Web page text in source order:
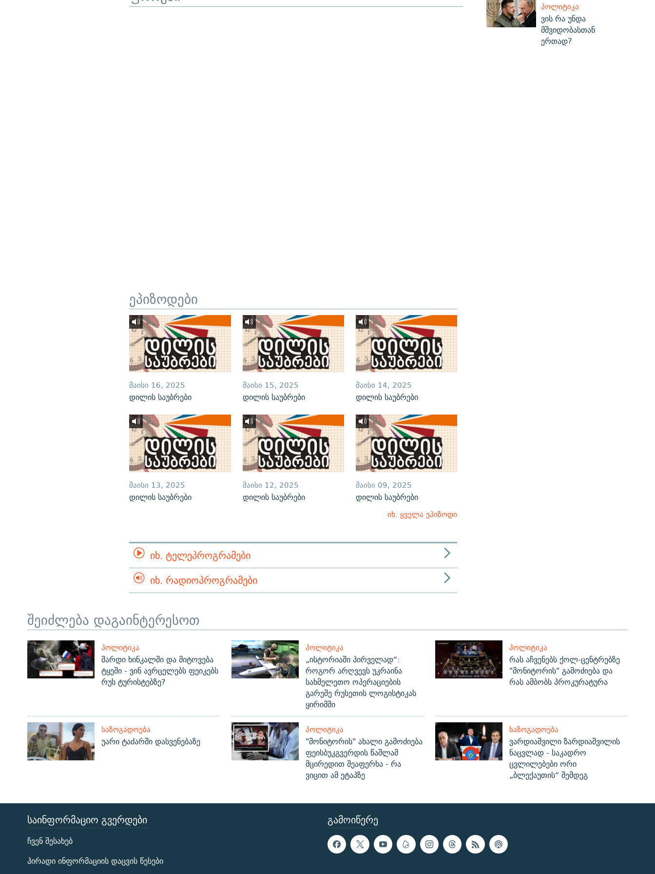
ЭХО КАВКАЗА
ᲞᲝᲚᲘᲢᲘᲙᲐ
ვის რა უნდა
მშვიდობასთან
ერთად?
ეპიზოდები
ᲛᲐᲘᲡᲘ 16, 2025
დილის საუბრები
ᲛᲐᲘᲡᲘ 15, 2025
დილის საუბრები
ᲛᲐᲘᲡᲘ 14, 2025
დილის საუბრები
ᲛᲐᲘᲡᲘ 13, 2025
დილის საუბრები
ᲛᲐᲘᲡᲘ 12, 2025
დილის საუბრები
ᲛᲐᲘᲡᲘ 09, 2025
დილის საუბრები
იხ. ყველა ეპიზოდი
ᲘᲮ. ᲢᲔᲚᲔᲞᲠᲝᲒᲠᲐᲛᲔᲑᲘ
ᲘᲮ. ᲠᲐᲓᲘᲝᲞᲠᲝᲒᲠᲐᲛᲔᲑᲘ
შეიძლება დაგაინტერესოთ
ᲞᲝᲚᲘᲢᲘᲙᲐ
შარდი ხინკალში და მიტოვება
ტყეში - ვინ ავრცელებს ფეიკებს
რუს ტურისტებზე?
ᲞᲝᲚᲘᲢᲘᲙᲐ
„ისტორიაში პირველად“:
როგორ არღვევს უკრაინა
სახმელეთო ოპერაციების
გარეშე რუსეთის ლოგისტიკას
ყირიმში
ᲞᲝᲚᲘᲢᲘᲙᲐ
რას აჩვენებს ქოლ-ცენტრებზე
"მონიტორის" გამოძიება და
რას ამბობს პროკურატურა
ᲡᲐᲖᲝᲒᲐᲓᲝᲔᲑᲐ
უარი ტაძარში დასვენებაზე
ᲞᲝᲚᲘᲢᲘᲙᲐ
"მონიტორის" ახალი გამოძიება
ფეისბუკგვერდის წაშლამ
მცირედით შეაფერხა - რა
ვიცით ამ ეტაპზე
ᲡᲐᲖᲝᲒᲐᲓᲝᲔᲑᲐ
ვარდიაშვილი ზარდიაშვილის
ნაცვლად - საკადრო
ცვლილებები ორი
„ბლექაუთის“ შემდეგ
ᲒᲐᲛᲝᲘᲬᲔᲠᲔ
ᲡᲐᲘᲜᲤᲝᲠᲛᲐᲪᲘᲝ ᲒᲕᲔᲠᲓᲔᲑᲘ
ჩვენ შესახებ
პირადი ინფორმაციის დაცვის წესები